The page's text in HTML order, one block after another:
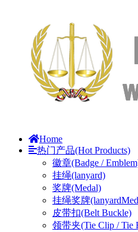
Home
热门产品(Hot Products)
徽章(Badge /
挂绳(lanyard)
奖牌(Medal)
挂绳奖牌
皮带扣(Belt Buckle)
领带夹(Tie Clip / Tie